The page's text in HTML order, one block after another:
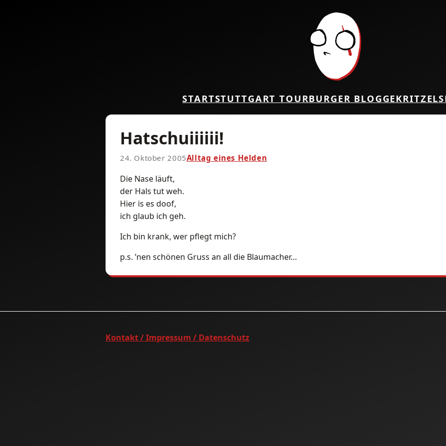
STARTSTUTTGART TOURBURGER BLOGGEKRITZEL
Hatschuiiiiii!
24. Oktober 2005Alltag eines Helden
Die Nase läuft,
der Hals tut weh.
Hier is es doof,
ich glaub ich geh.
Ich bin krank, wer pflegt mich?
p.s. ’nen schönen Gruss an all die Blaumacher…
Kontakt / Impressum / Datenschutz